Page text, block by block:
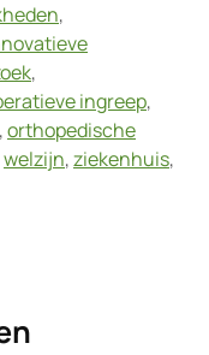
,
,
ingreep,
,orthopedische
welzijn,ziekenhuis,